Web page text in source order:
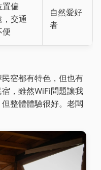
置偏
，交通
便
自然愛好
者
宿都有特色，但也有
，雖然WiFi問題讓我
整體體驗很好。老闆